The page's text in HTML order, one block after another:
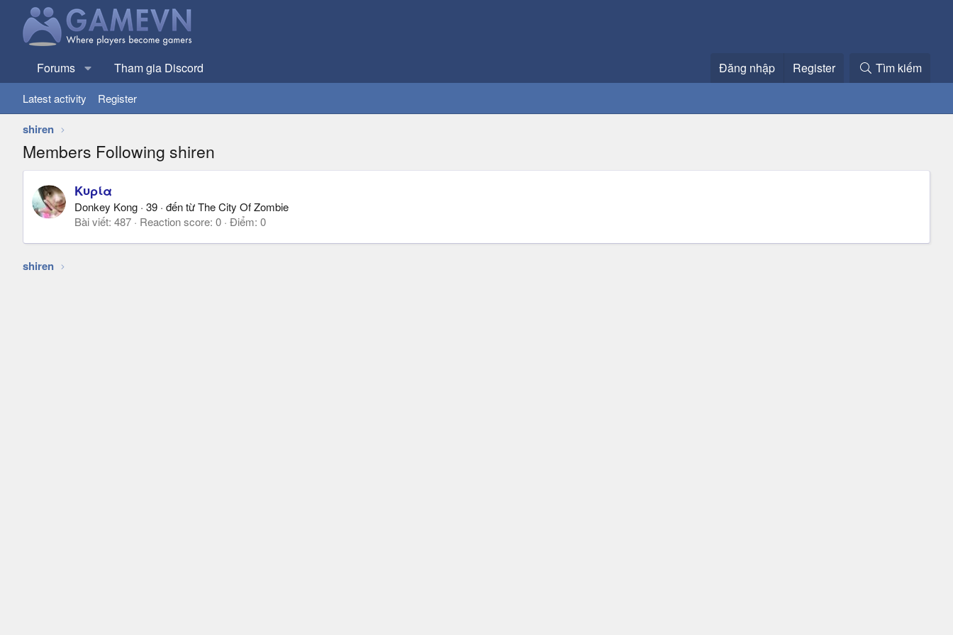
Forums Tham gia Discord Đăng nhập Register Tìm kiếm
Latest activity Register
shiren
Members Following shiren
Κυρία
Donkey Kong · 39 · đến từThe City Of Zombie
Bài viết 487 Reaction score 0 Điểm 0
shiren